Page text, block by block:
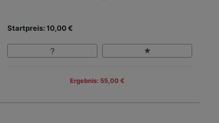
Startpreis: 10,00 €
Ergebnis: 55,00 €